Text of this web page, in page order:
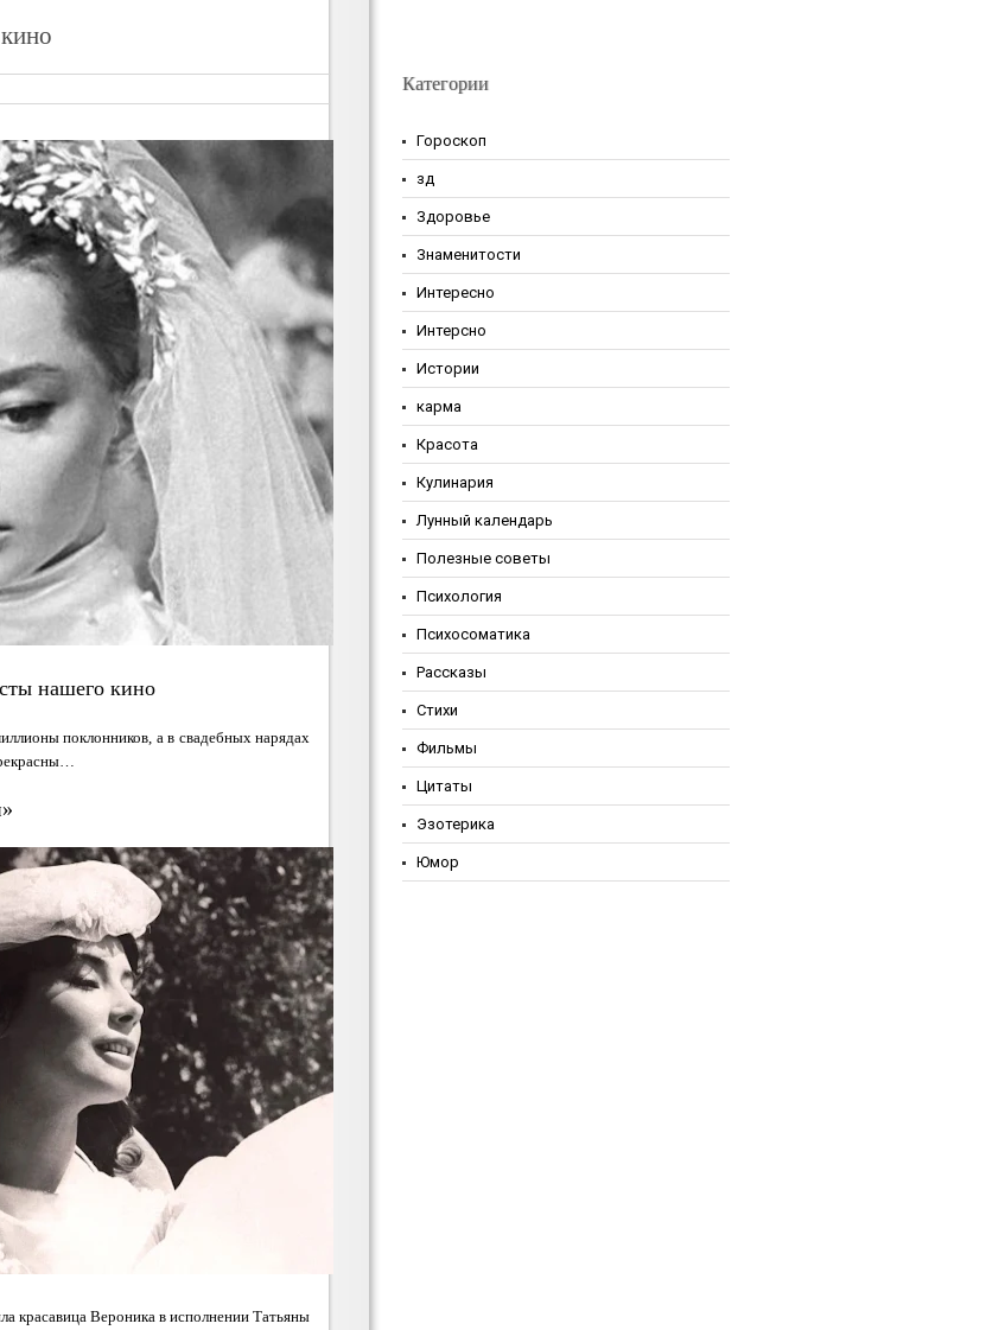
нашего кино
поклонников, а в свадебных нарядах
красавица Вероника в исполнении Татьяны
Категории
Гороскоп
зд
Здоровье
Знаменитости
Интересно
Интерсно
Истории
карма
Красота
Кулинария
Лунный календарь
Полезные советы
Психология
Психосоматика
Рассказы
Стихи
Фильмы
Цитаты
Эзотерика
Юмор